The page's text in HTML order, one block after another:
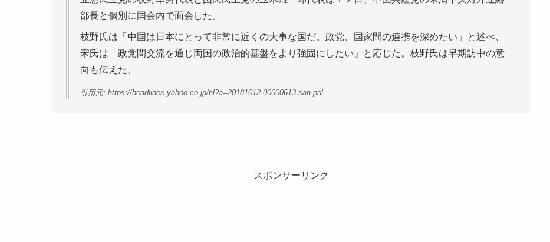
部長と個別に国会内で面会した。
枝野氏は「中国は日本にとって非常に近くの大事な国だ。政党、国家間の連携を深めたい」と述べ、
宋氏は「政党間交流を通じ両国の政治的基盤をより強固にしたい」と応じた。枝野氏は早期訪中の意
向も伝えた。
引用元: https://headlines.yahoo.co.jp/hl?a=20181012-00000613-san-pol
スポンサーリンク